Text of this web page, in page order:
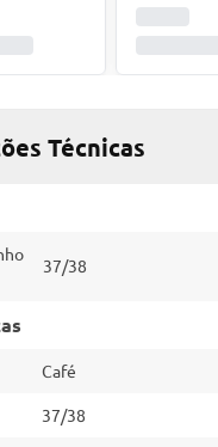
Técnicas
37/38
Café
37/38